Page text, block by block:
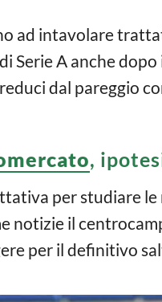
ad intavolare
Serie A anche
dal pareggio
,
per studiare le
notizie il
per il definitivo